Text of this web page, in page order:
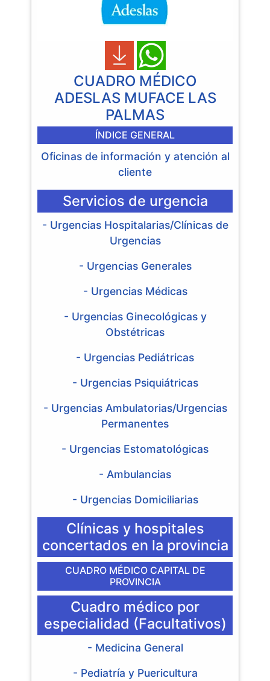
CUADRO MÉDICO
ADESLAS MUFACE LAS
PALMAS
ÍNDICE GENERAL
Oficinas de información y atención al
cliente
Servicios de urgencia
- Urgencias Hospitalarias/Clínicas de
Urgencias
- Urgencias Generales
- Urgencias Médicas
- Urgencias Ginecológicas y
Obstétricas
- Urgencias Pediátricas
- Urgencias Psiquiátricas
- Urgencias Ambulatorias/Urgencias
Permanentes
- Urgencias Estomatológicas
- Ambulancias
- Urgencias Domiciliarias
Clínicas y hospitales
concertados en la provincia
CUADRO MÉDICO CAPITAL DE
PROVINCIA
Cuadro médico por
especialidad (Facultativos)
- Medicina General
- Pediatría y Puericultura